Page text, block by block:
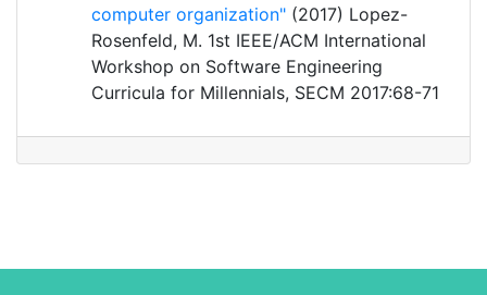
computer organization" (2017) Lopez-
Rosenfeld, M. 1st IEEE/ACM International
Workshop on Software Engineering
Curricula for Millennials, SECM 2017:68-71